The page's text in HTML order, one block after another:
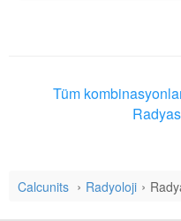
Tüm
Calcunits Radyoloji